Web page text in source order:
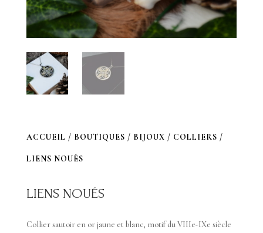
ACCUEIL / BOUTIQUES / BIJOUX / COLLIERS /
LIENS NOUÉS
LIENS NOUÉS
Collier sautoir en or jaune et blanc, motif du VIIIe-IXe siècle